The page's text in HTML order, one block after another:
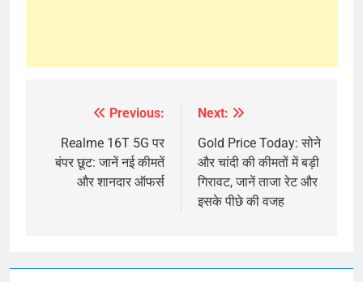
navigation
Previous:
Realme 16T 5G पर
बंपर छूट: जानें नई कीमतें
और शानदार ऑफर्स
Next:
Gold Price Today: सोने
और चांदी की कीमतों में बड़ी
गिरावट, जानें ताजा रेट और
इसके पीछे की वजह